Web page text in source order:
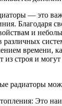
— это
Благодаря
и
различных
времени,
из строя и
радиаторы
Это